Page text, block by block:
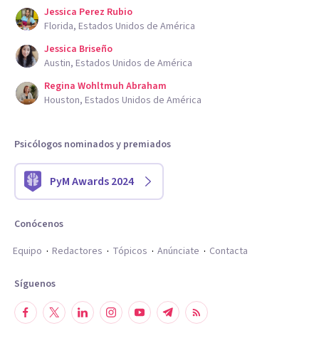
Jessica Perez Rubio
Florida, Estados Unidos de América
Jessica Briseño
Austin, Estados Unidos de América
Regina Wohltmuh Abraham
Houston, Estados Unidos de América
Psicólogos nominados y premiados
PyM Awards 2024
Conócenos
Equipo
Redactores Tópicos Anúnciate Contacta
Síguenos